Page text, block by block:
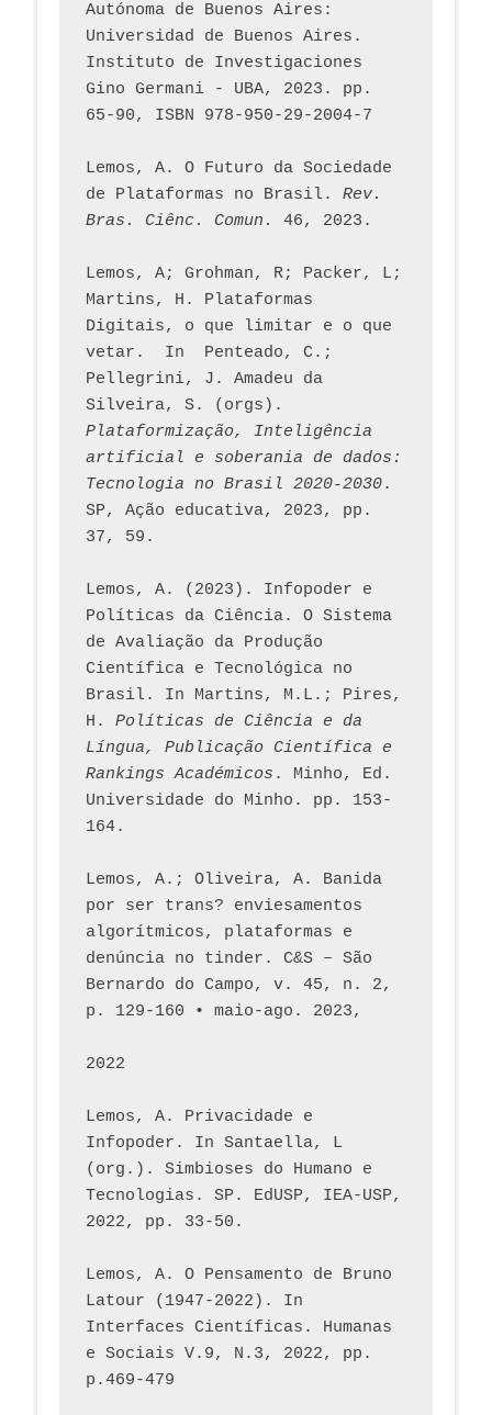
Autónoma de Buenos Aires:
Universidad de Buenos Aires.
Instituto de Investigaciones
Gino Germani - UBA, 2023. pp.
65-90, ISBN 978-950-29-2004-7
Lemos, A. O Futuro da Sociedade
de Plataformas no Brasil. Rev.
Bras. Ciênc. Comun.
Lemos, A; Grohman, R; Packer, L;
Martins, H. Plataformas
Digitais, o que limitar e o que
vetar.  In  Penteado, C.;
Pellegrini, J. Amadeu da
Plataformização, Inteligência
artificial e soberania de dados:
Tecnologia no Brasil 2020-2030.
SP, Ação educativa, 2023, pp.
37, 59.
Lemos, A. (2023). Infopoder e
Políticas da Ciência. O Sistema
de Avaliação da Produção
Científica e Tecnológica no
Brasil. In Martins, M.L.; Pires,
H. Políticas de Ciência e da
Língua, Publicação Científica e
Rankings Académicos . Minho, Ed.
Universidade do Minho. pp. 153-
164.
Lemos, A.; Oliveira, A. Banida
por ser trans? enviesamentos
algorítmicos, plataformas e
denúncia no tinder. C&S – São
Bernardo do Campo, v. 45, n. 2,
p. 129-160 • maio-ago. 2023,
2022
Lemos, A. Privacidade e
Infopoder. In Santaella, L
(org.). Simbioses do Humano e
Tecnologias. SP. EdUSP, IEA-USP,
2022, pp. 33-50.
Lemos, A. O Pensamento de Bruno
Latour (1947-2022). In
Interfaces Científicas. Humanas
e Sociais V.9, N.3, 2022, pp.
p.469-479